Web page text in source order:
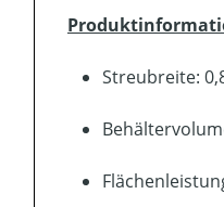
Streubreite: